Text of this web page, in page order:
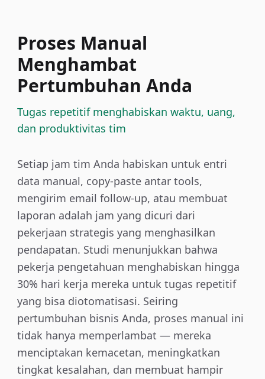
Proses Manual
Menghambat
Pertumbuhan Anda
Tugas repetitif menghabiskan waktu, uang,
dan produktivitas tim
Setiap jam tim Anda habiskan untuk entri
data manual, copy-paste antar tools,
mengirim email follow-up, atau membuat
laporan adalah jam yang dicuri dari
pekerjaan strategis yang menghasilkan
pendapatan. Studi menunjukkan bahwa
pekerja pengetahuan menghabiskan hingga
30% hari kerja mereka untuk tugas repetitif
yang bisa diotomatisasi. Seiring
pertumbuhan bisnis Anda, proses manual ini
tidak hanya memperlambat — mereka
menciptakan kemacetan, meningkatkan
tingkat kesalahan, dan membuat hampir